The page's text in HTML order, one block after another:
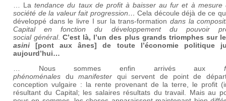
… Latendance du taux de profit à baisser au fur et à mesure
société de la valeur fait progression… Cela découle déjà de ce
développé dans le livre I sur la trans-formationdans la
Capital en fonction du développement du pouvoir
social général.C’est là, l’un des plus grands triomphes sur
asini [pont aux ânes] de toute l’économie politique
aujourd’hui…
… Nous sommes enfin arrivés aux
phénoménales du manifester qui servent de point de
conception vulgaire : la rente provenant de la terre, le profit
résultant du Capital; les salaires résultats du travail. Mais au